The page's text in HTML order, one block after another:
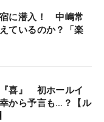
（撮影：田中宏幸）
宿に潜入！ 中嶋常
ているのか？「楽
喜』 初ホールイ
から予言も…？【ル